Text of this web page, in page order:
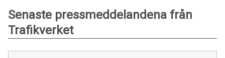
Senaste pressmeddelandena från
Trafikverket